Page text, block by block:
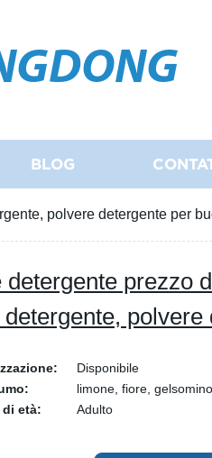
BLOG
polvere detergente per
detergente prezzo
Disponibile
limone, fiore,
di età:
Adulto